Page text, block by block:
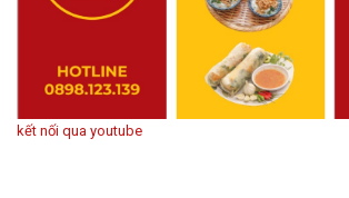
kết nối qua youtube